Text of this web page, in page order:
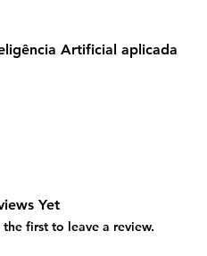
Artificial aplicada
Yet
first to leave a review.